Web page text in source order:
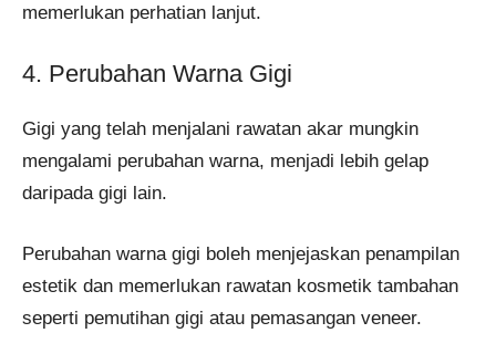
memerlukan perhatian lanjut.
4. Perubahan Warna Gigi
Gigi yang telah menjalani rawatan akar mungkin
mengalami perubahan warna, menjadi lebih gelap
daripada gigi lain.
Perubahan warna gigi boleh menjejaskan penampilan
estetik dan memerlukan rawatan kosmetik tambahan
seperti pemutihan gigi atau pemasangan veneer.